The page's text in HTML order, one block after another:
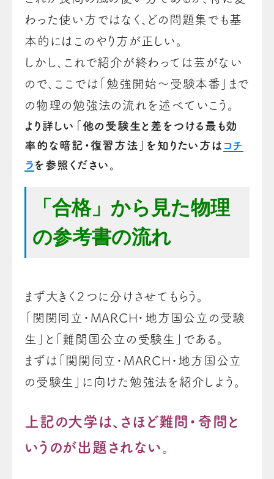
わった使い方ではなく、どの問題集でも基
本的にはこのやり方が正しい。
しかし、これで紹介が終わっては芸がない
ので、ここでは「勉強開始～受験本番」まで
の物理の勉強法の流れを述べていこう。
より詳しい「他の受験生と差をつける最も効
率的な暗記・復習方法」を知りたい方は コチ
ラ を参照ください。
「合格」から見た物理
の参考書の流れ
まず大きく２つに分けさせてもらう。
「関関同立・MARCH・地方国公立の受験
生」と「難関国公立の受験生」である。
まずは「関関同立・MARCH・地方国公立
の受験生」に向けた勉強法を紹介しよう。
上記の大学は、さほど難問・奇問と
いうのが出題されない。